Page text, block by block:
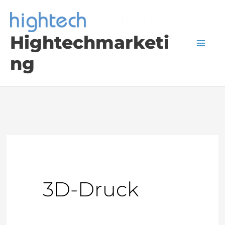
Zum
Inhalt
springen
Hightechmarketi
ng
3D-Druck